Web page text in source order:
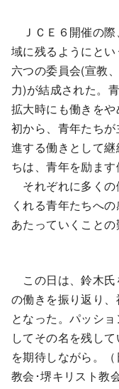
ＪＣＥ６開催の際
域に残るようにと
六つの委員会(宣教
力)が結成された。
拡大時にも働きを
初から、青年たち
進する働きとして
ちは、青年を励ます
それぞれに多くの
くれる青年たちへ
あたっていくことの
この日は、鈴木氏
の働きを振り返り
となった。パッシ
してその名を残し
を期待しながら。
教会･堺キリスト教